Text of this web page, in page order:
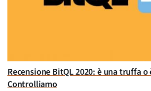
Recensione BitQL 2020: è una truffa
Controlliamo